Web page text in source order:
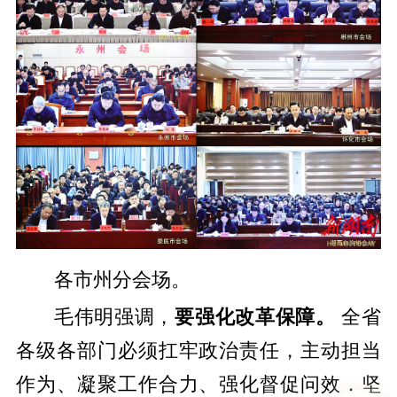
各市州分会场。
毛伟明强调，要强化改革保障。
全省
各级各部门必须扛牢政治责任，主动担当
作为、凝聚工作合力、强化督促问效，坚